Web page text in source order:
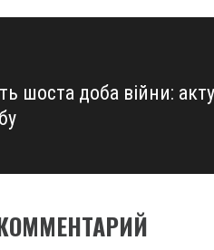
шоста доба війни: